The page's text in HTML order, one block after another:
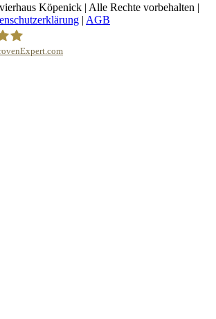
Köpenick | Alle Rechte vorbehalten |
| AGB
Köpenick Detlef Gustat